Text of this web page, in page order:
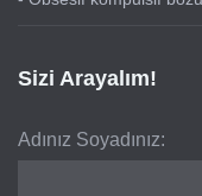
Sizi Arayalım!
Adınız Soyadınız: